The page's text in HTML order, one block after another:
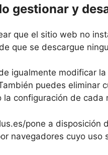
gestionar y
que el sitio web no
que se descargue
igualmente modificar
puedes eliminar
la configuración de cada
pone a disposición
navegadores cuyo uso